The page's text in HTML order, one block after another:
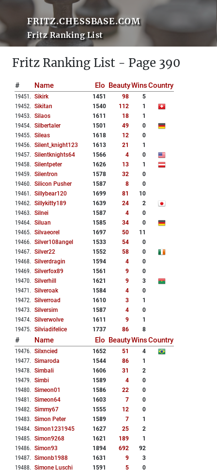
FRITZ.CHESSBASE.COM
Fritz Ranking List
Fritz Ranking List - Page 390
# Name Elo BeautyWinsCountry
19451 . Sikirk 1451 98
5
19452. Sikitan 1540 112
1
19453. Silaos 1611 18
1
19454. Silbertaler 1501 49
0
19455. Sileas 1618 12
0
19456. Silent_knight123 1613 21
1
19457. Silentknights64 1566 4
0
19458. Silentpeter 1626 13
1
19459. Silentron 1578 32
0
19460. Silicon Pusher 1587 8
0
19461 . Sillybear120 1699 81
10
19462. Sillykitty189 1639 24
2
19463. Silnei 1587 4
0
19464. Siluan 1585 34
0
19465. Silvaeorel 1697 50
11
19466. Silver108angel 1533 54
0
19467. Silver22 1552 58
0
19468. Silverdragin 1594 4
0
19469. Silverfox89 1561 9
0
19470. Silverhill 1621 9
3
19471 . Silveroak 1584 4
0
19472. Silverroad 1610 3
1
19473. Silversim 1587 4
0
19474. Silverwolve 1611 9
1
19475. Silviadifelice 1737 86 8
# Name Elo BeautyWinsCountry
19476. Silxncied 1652 51
4
19477. Simaroda 1544 86
1
19478. Simbali 1606 31
2
19479. Simbi 1589 4
0
19480. Simeon01 1586 22
0
19481 . Simeon64 1603 7
0
19482. Simmy67 1555 12
0
19483. Simon Peter 1589 7
1
19484. Simon1231945 1627 25
2
19485. Simon9268 1621 189
1
19486. Simon93 1894 692
92
19487. Simonb1988 1631 9
3
19488. Simone Luschi 1591 5
0